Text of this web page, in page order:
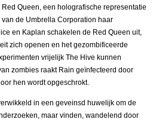
Queen, een holografische representatie
de Umbrella Corporation haar
en Kaplan schakelen de Red Queen uit,
zich openen en het gezombificeerde
vrijelijk The Hive kunnen
zombies raakt Rain geïnfecteerd door
hen wordt opgeschrokt.
in een geveinsd huwelijk om de
maar vinden, wandelend door